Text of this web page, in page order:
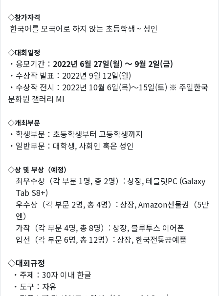
◇참가자격
한국어를 모국어로 하지 않는 초등학생 ~ 성인
◇대회일정
・응모기간： 2022년 6월 27일(월) ～ 9월 2일(금)
・수상작 발표：2022년 9월 12일(월)
・수상작 전시：2022년 10월 6일(목)～15일(토) ※ 주일한국
문화원 갤러리 MI
◇개최부문
・학생부문：초등학생부터 고등학생까지
・일반부문：대학생, 사회인 혹은 성인
◇상 및 부상 （예정）
최우수상（각 부문 1명, 총 2명）: 상장, 테블릿PC (Galaxy
Tab S8+)
우수상（각 부문 2명, 총 4명）: 상장, Amazon선물권（5만
엔）
가작（각 부문 4명, 총 8명）: 상장, 블루투스 이어폰
입선（각 부문 6명, 총 12명）: 상장, 한국전통공예품
◇대회규정
・주제：30자 이내 한글
・도구：자유